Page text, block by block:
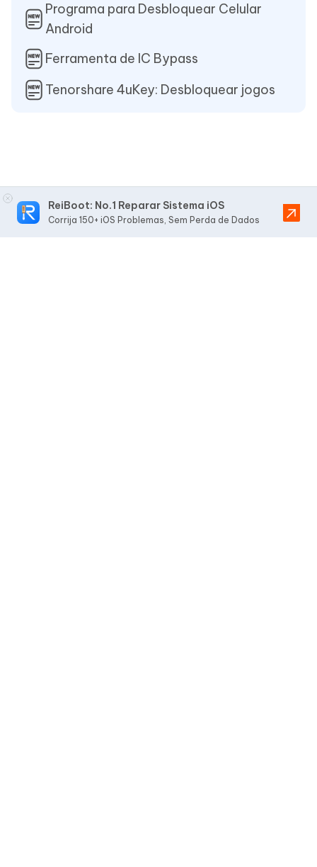
Programa para Desbloquear Celular
Android
Ferramenta de IC Bypass
Tenorshare 4uKey: Desbloquear jogos
ReiBoot: No.1 Reparar Sistema iOS
Corrija 150+ iOS Problemas, Sem Perda de Dados